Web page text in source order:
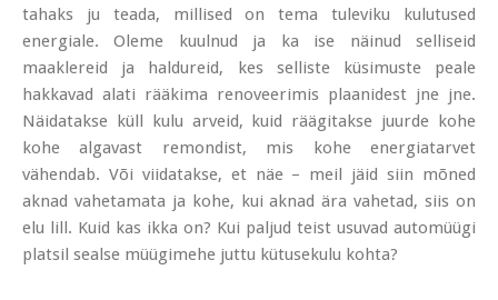
tahaks ju teada, millised on tema tuleviku kulutused
energiale. Oleme kuulnud ja ka ise näinud selliseid
maaklereid ja haldureid, kes selliste küsimuste peale
hakkavad alati rääkima renoveerimis plaanidest jne jne.
Näidatakse küll kulu arveid, kuid räägitakse juurde kohe
kohe algavast remondist, mis kohe energiatarvet
vähendab. Või viidatakse, et näe – meil jäid siin mõned
aknad vahetamata ja kohe, kui aknad ära vahetad, siis on
elu lill. Kuid kas ikka on? Kui paljud teist usuvad automüügi
platsil sealse müügimehe juttu kütusekulu kohta?